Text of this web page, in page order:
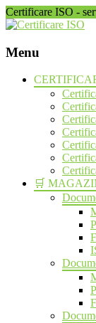
Certificare ISO -
Menu
Skip
🛒